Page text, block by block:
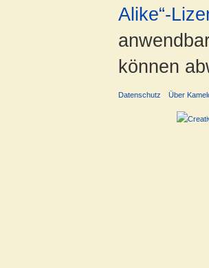
Alike“-
können
Datenschutz Über